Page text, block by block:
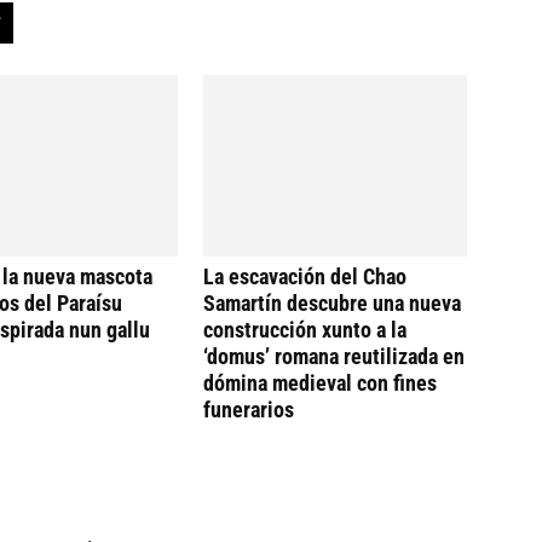
nueva mascota
del Paraísu
nun gallu
La escavación del Chao
Samartín descubre una nueva
construcción xunto a la
‘domus’ romana reutilizada en
dómina medieval con fines
funerarios